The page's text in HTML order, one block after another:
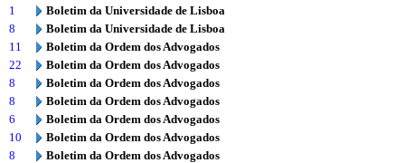
1
Boletim da Universidade de Lisboa
8
Boletim da Universidade de Lisboa
11
Boletim da Ordem dos Advogados
22
Boletim da Ordem dos Advogados
8
Boletim da Ordem dos Advogados
8
Boletim da Ordem dos Advogados
6
Boletim da Ordem dos Advogados
10
Boletim da Ordem dos Advogados
8
Boletim da Ordem dos Advogados